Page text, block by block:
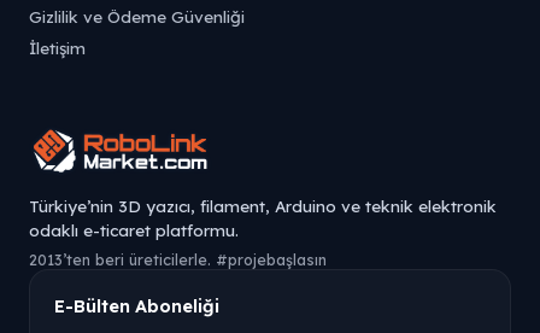
Gizlilik ve Ödeme Güvenliği
İletişim
Türkiye’nin 3D yazıcı, filament, Arduino ve teknik elektronik
odaklı e-ticaret platformu.
2013’ten beri üreticilerle. #projebaşlasın
E-Bülten Aboneliği